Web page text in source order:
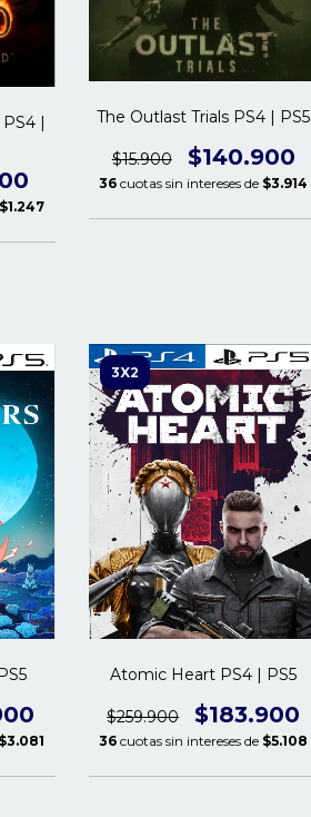
|
$1.247
The Outlast Trials PS4 | PS5
$15.900 $140.900
36 cuotas sin intereses de $3.914
$3.081
3X2
Atomic Heart PS4 | PS5
$259.900 $183.900
36 cuotas sin intereses de $5.108